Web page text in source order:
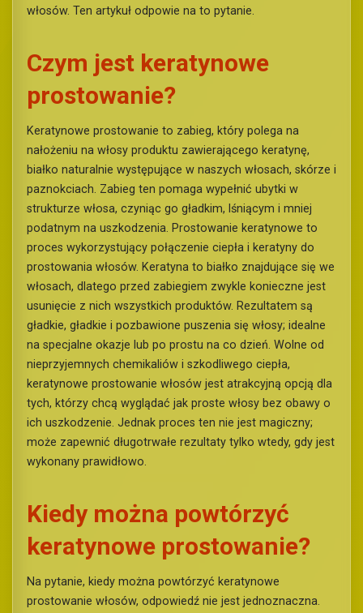
włosów. Ten artykuł odpowie na to pytanie.
Czym jest keratynowe
prostowanie?
Keratynowe prostowanie to zabieg, który polega na
nałożeniu na włosy produktu zawierającego keratynę,
białko naturalnie występujące w naszych włosach, skórze i
paznokciach. Zabieg ten pomaga wypełnić ubytki w
strukturze włosa, czyniąc go gładkim, lśniącym i mniej
podatnym na uszkodzenia. Prostowanie keratynowe to
proces wykorzystujący połączenie ciepła i keratyny do
prostowania włosów. Keratyna to białko znajdujące się we
włosach, dlatego przed zabiegiem zwykle konieczne jest
usunięcie z nich wszystkich produktów. Rezultatem są
gładkie, gładkie i pozbawione puszenia się włosy; idealne
na specjalne okazje lub po prostu na co dzień. Wolne od
nieprzyjemnych chemikaliów i szkodliwego ciepła,
keratynowe prostowanie włosów jest atrakcyjną opcją dla
tych, którzy chcą wyglądać jak proste włosy bez obawy o
ich uszkodzenie. Jednak proces ten nie jest magiczny;
może zapewnić długotrwałe rezultaty tylko wtedy, gdy jest
wykonany prawidłowo.
Kiedy można powtórzyć
keratynowe prostowanie?
Na pytanie, kiedy można powtórzyć keratynowe
prostowanie włosów, odpowiedź nie jest jednoznaczna.